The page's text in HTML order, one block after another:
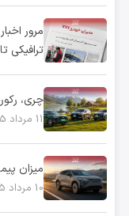
ترافیکی
چری،
11 مرداد 1405
میزان
10 مرداد 1405